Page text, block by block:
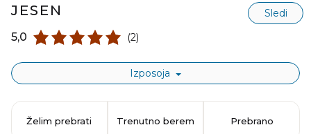
JESEN Sledi
5,0 (2)
Izposoja
Želim prebrati Trenutno berem Prebrano